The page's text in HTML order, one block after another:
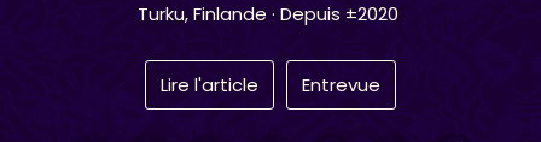
Turku,Finlande · Depuis ±2020
Lire l'article Entrevue